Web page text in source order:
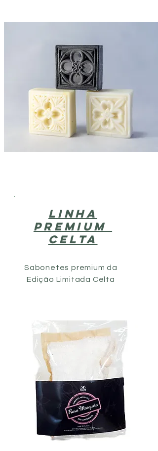
LINHA
PREMIUM
CELTA
Sabonetes premium da
Edição Limitada Celta